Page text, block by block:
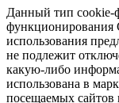
Данный тип cookie-
функционирования
использования
не подлежит
какую-либо
использована в
посещаемых сайтов